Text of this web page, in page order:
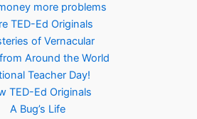
more problems
TED-Ed Originals
of Vernacular
Around the World
Teacher Day!
TED-Ed Originals
A Bug’s Life